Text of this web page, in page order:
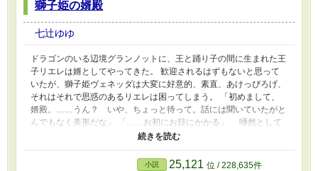
獅子姫の婿殿
七辻ゆゆ
ドラゴンのいる辺境グランノットに、王と踊り子の間に生まれた王
子リエレは婿としてやってきた。 歓迎されるはずもないと思って
いたが、獅子姫ヴェネッダは大変に好意的、素直、あけっぴろげ、
それはそれで思惑のあるリエレは困ってしまう。 「初めまして、
婿殿。……うん？ いや、ちょっと待って。話には聞いていたがと
んでもなく美形だな」 「……お初にお目にかかる」 唖然として
いたリエレがどうにか挨拶すると、彼女は大きく口を開いて笑っ
た。 「皆、見てくれ！ 私の夫はなんと美しいのだろう！」
小説 25,121 位 / 228,635件